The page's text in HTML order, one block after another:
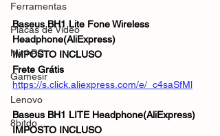
Ferramentas
Placas de Vídeo
Mini PC
Gamesir
Lenovo
8bitdo
Baseus BH1 Lite Fone Wireless
Headphone(AliExpress)
IMPOSTO INCLUSO
Frete Grátis
https://s.click.aliexpress.com/e/_c4saSfMl
Baseus BH1 LITE Headphone(AliExpress)
IMPOSTO INCLUSO